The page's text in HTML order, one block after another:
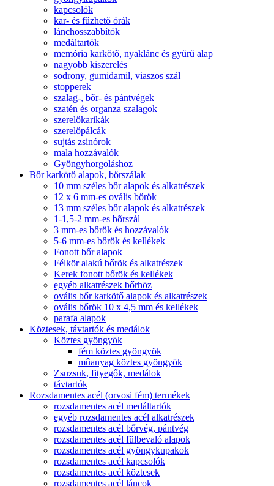
kapcsolók
kar- és fűzhető órák
lánchosszabbítók
medáltartók
memória karkötõ, nyaklánc és gyűrű alap
nagyobb kiszerelés
sodrony, gumidamil, viaszos szál
stopperek
szalag-, bõr- és pántvégek
szatén és organza szalagok
szerelőkarikák
szerelőpálcák
sujtás zsinórok
mala hozzávalók
Gyöngyhorgoláshoz
Bőr karkötő alapok, bőrszálak
10 mm széles bőr alapok és alkatrészek
12 x 6 mm-es ovális bőrök
13 mm széles bőr alapok és alkatrészek
1-1,5-2 mm-es bõrszál
3 mm-es bőrök és hozzávalók
5-6 mm-es bőrök és kellékek
Fonott bőr alapok
Félkör alakú bőrök és alkatrészek
Kerek fonott bőrök és kellékek
egyéb alkatrészek bőrhöz
ovális bőr karkötő alapok és alkatrészek
ovális bőrök 10 x 4,5 mm és kellékek
parafa alapok
Köztesek, távtartók és medálok
Köztes gyöngyök
fém köztes gyöngyök
mûanyag köztes gyöngyök
Zsuzsuk, fityegők, medálok
távtartók
Rozsdamentes acél (orvosi fém) termékek
rozsdamentes acél medáltartók
egyéb rozsdamentes acél alkatrészek
rozsdamentes acél bőrvég, pántvég
rozsdamentes acél fülbevaló alapok
rozsdamentes acél gyöngykupakok
rozsdamentes acél kapcsolók
rozsdamentes acél köztesek
rozsdamentes acél láncok